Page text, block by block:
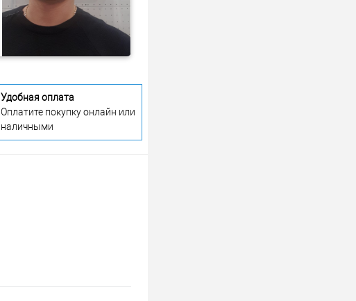
Удобная оплата
Оплатите покупку онлайн или
наличными